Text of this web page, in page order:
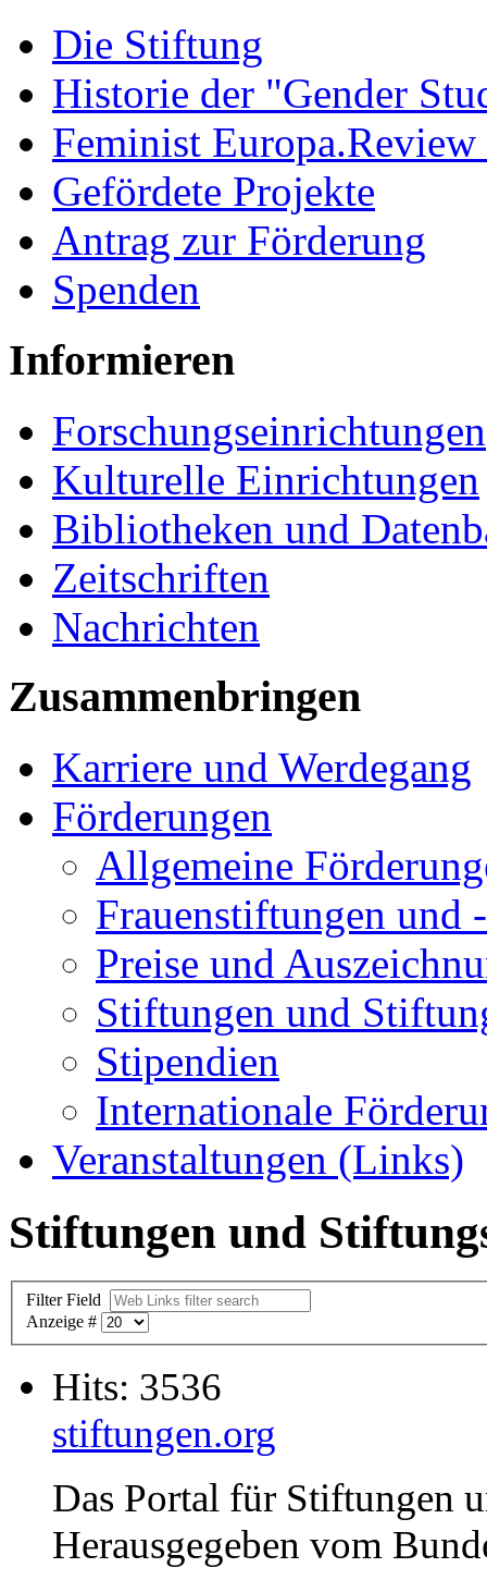
Die Stiftung
Historie der "Gender
Feminist
Gefördete Projekte
Antrag zur Förderung
Spenden
Informieren
Forschungseinrichtungen
Kulturelle Einrichtungen
Bibliotheken und
Zeitschriften
Nachrichten
Zusammenbringen
Karriere und Werdegang
Förderungen
Allgemeine
Frauenstiftungen und
Preise und
Stiftungen und
Stipendien
Internationale
Veranstaltungen (Links)
Stiftungen und
Filter Field
Anzeige #
Hits: 3536
stiftungen.org
Das Portal für Stiftungen
Herausgegeben vom